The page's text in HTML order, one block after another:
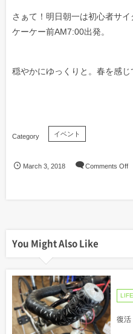
さぁて！明日朝一は初心者サイ
ケーケー前AM7:00出発。
穏やかにゆっくりと。春を感じ
イベント
March 3 ,2018 Comments Off
You Might Also Like
LIFE
復活